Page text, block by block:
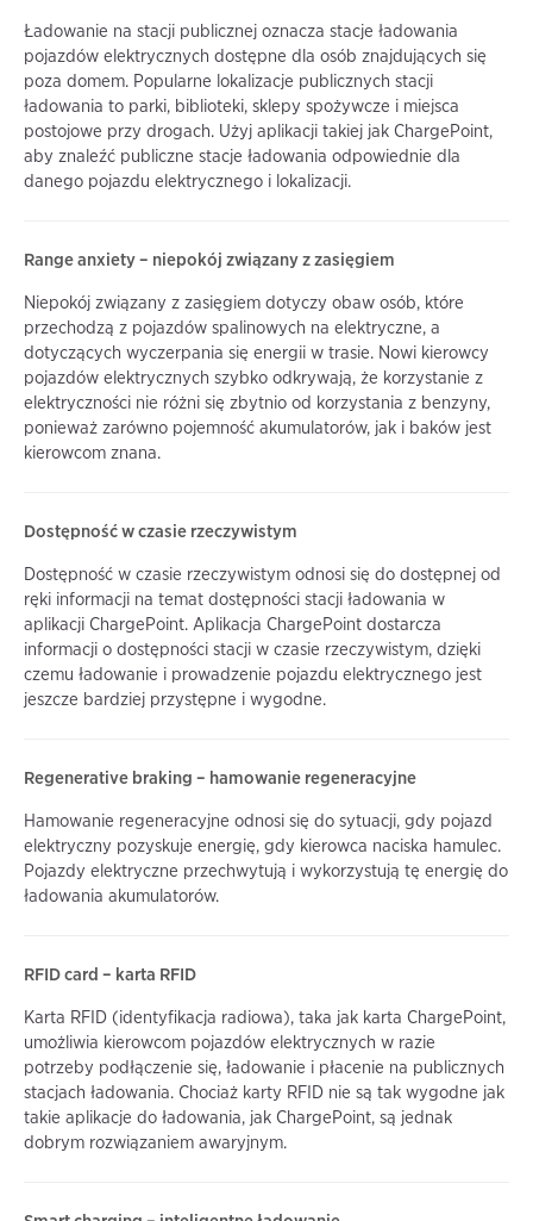
Ładowanie na stacji publicznej oznacza stacje ładowania
pojazdów elektrycznych dostępne dla osób znajdujących się
poza domem. Popularne lokalizacje publicznych stacji
ładowania to parki, biblioteki, sklepy spożywcze i miejsca
postojowe przy drogach. Użyj aplikacji takiej jak ChargePoint,
aby znaleźć publiczne stacje ładowania odpowiednie dla
danego pojazdu elektrycznego i lokalizacji.
Range anxiety – niepokój związany z zasięgiem
Niepokój związany z zasięgiem dotyczy obaw osób, które
przechodzą z pojazdów spalinowych na elektryczne, a
dotyczących wyczerpania się energii w trasie. Nowi kierowcy
pojazdów elektrycznych szybko odkrywają, że korzystanie z
elektryczności nie różni się zbytnio od korzystania z benzyny,
ponieważ zarówno pojemność akumulatorów, jak i baków jest
kierowcom znana.
Dostępność w czasie rzeczywistym
Dostępność w czasie rzeczywistym odnosi się do dostępnej od
ręki informacji na temat dostępności stacji ładowania w
aplikacji ChargePoint. Aplikacja ChargePoint dostarcza
informacji o dostępności stacji w czasie rzeczywistym, dzięki
czemu ładowanie i prowadzenie pojazdu elektrycznego jest
jeszcze bardziej przystępne i wygodne.
Regenerative braking – hamowanie regeneracyjne
Hamowanie regeneracyjne odnosi się do sytuacji, gdy pojazd
elektryczny pozyskuje energię, gdy kierowca naciska hamulec.
Pojazdy elektryczne przechwytują i wykorzystują tę energię do
ładowania akumulatorów.
RFID card – karta RFID
Karta RFID (identyfikacja radiowa), taka jak karta ChargePoint,
umożliwia kierowcom pojazdów elektrycznych w razie
potrzeby podłączenie się, ładowanie i płacenie na publicznych
stacjach ładowania. Chociaż karty RFID nie są tak wygodne jak
takie aplikacje do ładowania, jak ChargePoint, są jednak
dobrym rozwiązaniem awaryjnym.